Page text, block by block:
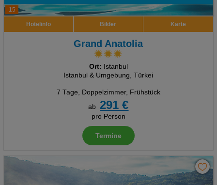
15
Hotelinfo Bilder Karte
Grand Anatolia
Ort: Istanbul
Istanbul & Umgebung, Türkei
7 Tage, Doppelzimmer, Frühstück
ab
291 €
pro Person
Termine